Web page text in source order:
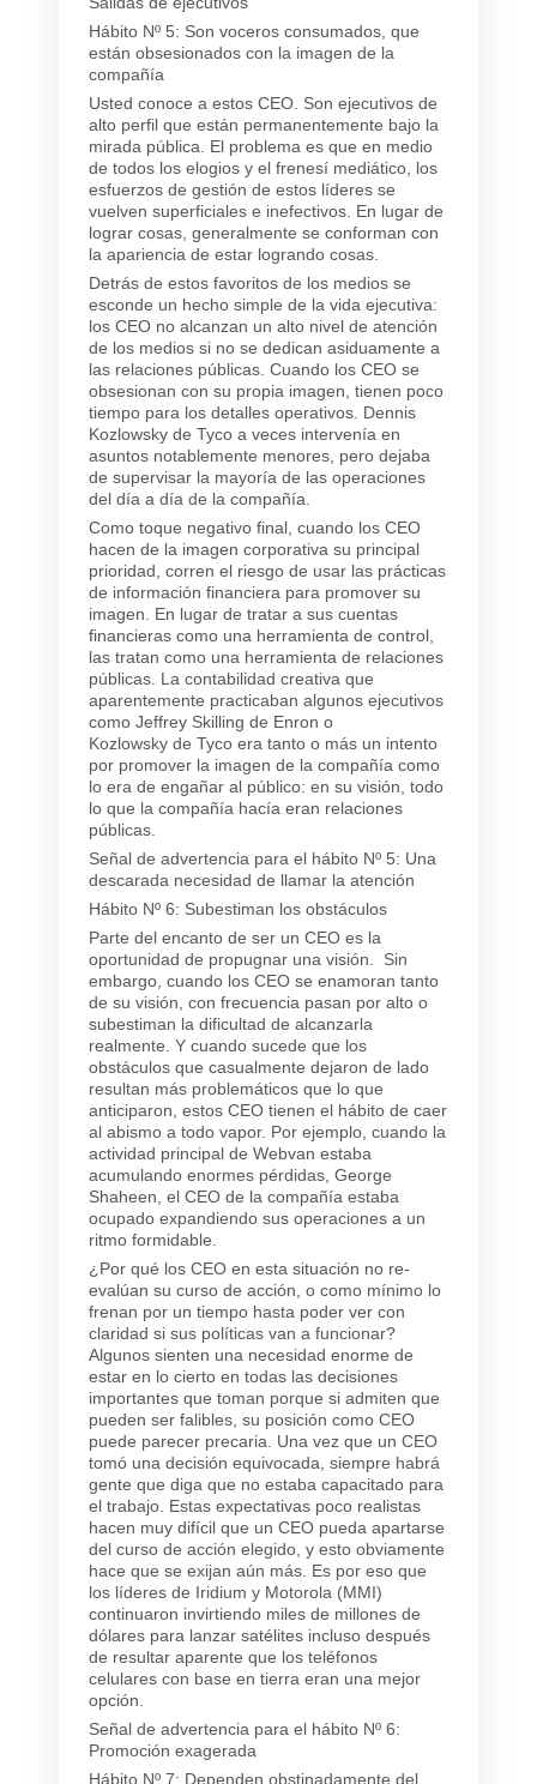
Hábito Nº 5: Son voceros consumados, que
están obsesionados con la imagen de la
compañía
Usted conoce a estos CEO. Son ejecutivos de
alto perfil que están permanentemente bajo la
mirada pública. El problema es que en medio
de todos los elogios y el frenesí mediático, los
esfuerzos de gestión de estos líderes se
vuelven superficiales e inefectivos. En lugar de
lograr cosas, generalmente se conforman con
la apariencia de estar logrando cosas.
Detrás de estos favoritos de los medios se
esconde un hecho simple de la vida ejecutiva:
los CEO no alcanzan un alto nivel de atención
de los medios si no se dedican asiduamente a
las relaciones públicas. Cuando los CEO se
obsesionan con su propia imagen, tienen poco
tiempo para los detalles operativos. Dennis
Kozlowsky de Tyco a veces intervenía en
asuntos notablemente menores, pero dejaba
de supervisar la mayoría de las operaciones
del día a día de la compañía.
Como toque negativo final, cuando los CEO
hacen de la imagen corporativa su principal
prioridad, corren el riesgo de usar las prácticas
de información financiera para promover su
imagen. En lugar de tratar a sus cuentas
financieras como una herramienta de control,
las tratan como una herramienta de relaciones
públicas. La contabilidad creativa que
aparentemente practicaban algunos ejecutivos
como Jeffrey Skilling de Enron o
Kozlowsky de Tyco era tanto o más un intento
por promover la imagen de la compañía como
lo era de engañar al público: en su visión, todo
lo que la compañía hacía eran relaciones
públicas.
Señal de advertencia para el hábito Nº 5: Una
descarada necesidad de llamar la atención
Hábito Nº 6: Subestiman los obstáculos
Parte del encanto de ser un CEO es la
oportunidad de propugnar una visión. Sin
embargo, cuando los CEO se enamoran tanto
de su visión, con frecuencia pasan por alto o
subestiman la dificultad de alcanzarla
realmente. Y cuando sucede que los
obstáculos que casualmente dejaron de lado
resultan más problemáticos que lo que
anticiparon, estos CEO tienen el hábito de caer
al abismo a todo vapor. Por ejemplo, cuando la
actividad principal de Webvan estaba
acumulando enormes pérdidas, George
Shaheen, el CEO de la compañía estaba
ocupado expandiendo sus operaciones a un
ritmo formidable.
¿Por qué los CEO en esta situación no re-
evalúan su curso de acción, o como mínimo lo
frenan por un tiempo hasta poder ver con
claridad si sus políticas van a funcionar?
Algunos sienten una necesidad enorme de
estar en lo cierto en todas las decisiones
importantes que toman porque si admiten que
pueden ser falibles, su posición como CEO
puede parecer precaria. Una vez que un CEO
tomó una decisión equivocada, siempre habrá
gente que diga que no estaba capacitado para
el trabajo. Estas expectativas poco realistas
hacen muy difícil que un CEO pueda apartarse
del curso de acción elegido, y esto obviamente
hace que se exijan aún más. Es por eso que
los líderes de Iridium y Motorola (MMI)
continuaron invirtiendo miles de millones de
dólares para lanzar satélites incluso después
de resultar aparente que los teléfonos
celulares con base en tierra eran una mejor
opción.
Señal de advertencia para el hábito Nº 6:
Promoción exagerada
Hábito Nº 7: Dependen obstinadamente del